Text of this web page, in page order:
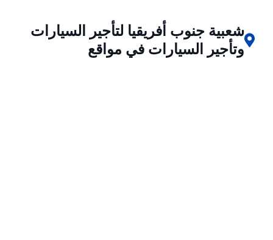
شعبية جنوب أفريقيا لتأجير السيارات
وتأجير السيارات في مواقع